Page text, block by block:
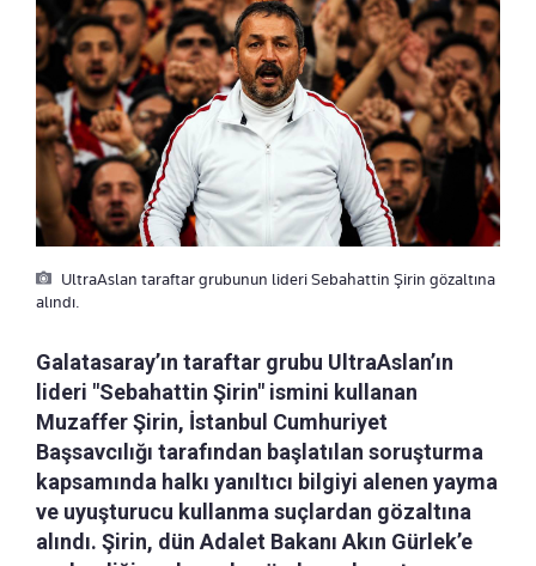
UltraAslan taraftar grubunun lideri Sebahattin Şirin gözaltına
alındı.
Galatasaray’ın taraftar grubu UltraAslan’ın
lideri "Sebahattin Şirin" ismini kullanan
Muzaffer Şirin, İstanbul Cumhuriyet
Başsavcılığı tarafından başlatılan soruşturma
kapsamında halkı yanıltıcı bilgiyi alenen yayma
ve uyuşturucu kullanma suçlardan gözaltına
alındı. Şirin, dün Adalet Bakanı Akın Gürlek’e